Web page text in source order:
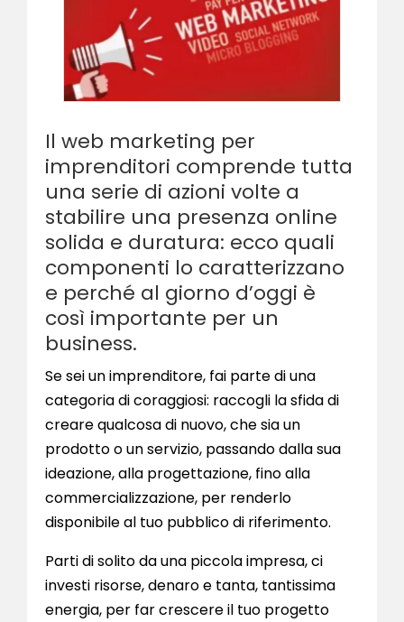
Il web marketing per
imprenditori comprende tutta
una serie di azioni volte a
stabilire una presenza online
solida e duratura: ecco quali
componenti lo caratterizzano
e perché al giorno d’oggi è
così importante per un
business.
Se sei un imprenditore, fai parte di una
categoria di coraggiosi: raccogli la sfida di
creare qualcosa di nuovo, che sia un
prodotto o un servizio, passando dalla sua
ideazione, alla progettazione, fino alla
commercializzazione, per renderlo
disponibile al tuo pubblico di riferimento.
Parti di solito da una piccola impresa, ci
investi risorse, denaro e tanta, tantissima
energia, per far crescere il tuo progetto